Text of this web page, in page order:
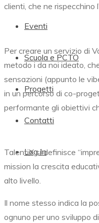
Eventi
Scuola e PCTO
Progetti
Contatti
Log In
clienti, che ne rispecchino
Per creare un servizio di
metodo i da noi ideato,
sensazioni (appunto le
in un percorso di co-
performante gli obiettivi
TalentiX si definisce
mission la crescita
alto livello.
Il nome stesso indica la
ognuno per uno sviluppo